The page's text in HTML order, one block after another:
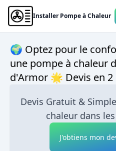
Installer Pompe à Chaleur
🌍 Optez pour le
une pompe à chaleur
d'Armor 🌟 Devis en 2
Devis Gratuit &
chaleur dans
J'obtiens mon